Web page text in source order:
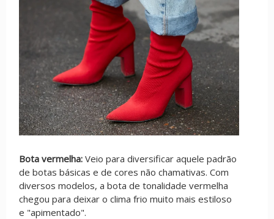
Bota vermelha: Veio para diversificar aquele padrão
de botas básicas e de cores não chamativas. Com
diversos modelos, a bota de tonalidade vermelha
chegou para deixar o clima frio muito mais estiloso
e "apimentado".